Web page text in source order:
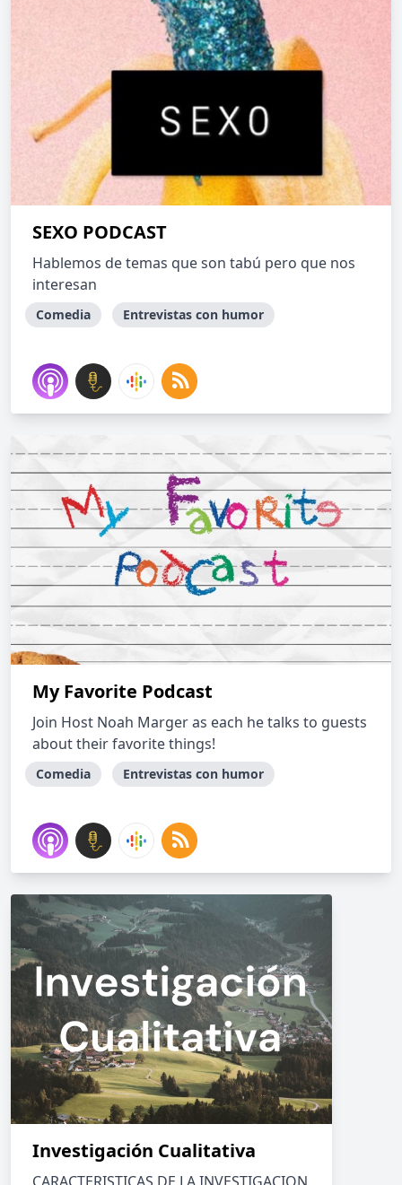
SEXO PODCAST
Hablemos de temas que son tabú pero que nos
interesan
Comedia Entrevistas con humor
My Favorite Podcast
Join Host Noah Marger as each he talks to guests
about their favorite things!
Comedia Entrevistas con humor
Investigación Cualitativa